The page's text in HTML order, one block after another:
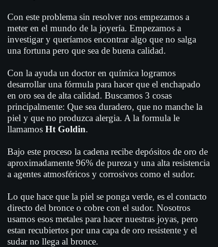
Con este problema sin resolver nos empezamos a
meter en el mundo de la joyería. Empezamos a
investigar y queríamos encontrar algo que no salga
una fortuna pero que sea de buena calidad.
Con la ayuda un doctor en química logramos
desarrollar una fórmula para hacer que el enchapado
en oro sea de alta calidad. Buscamos 3 cosas
principalmente: Que sea duradero, que no manche la
piel y que no produzca alergia. A la formula le
llamamos Ht Goldin.
Bajo este proceso la cadena recibe depósitos de oro de
aproximadamente 96% de pureza y una alta resistencia
a agentes atmosféricos y corrosivos como el sudor.
Lo que hace que la piel se ponga verde, es el contacto
directo del bronce o cobre con el sudor. Nosotros
usamos esos metales para hacer nuestras joyas, pero
estan recubiertos por una capa de oro resistente y el
sudar no llega al bronce.